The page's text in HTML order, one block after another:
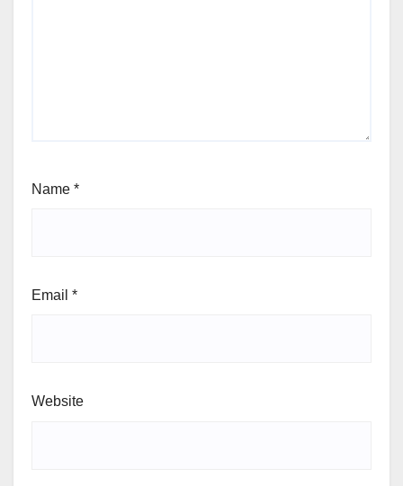
Name *
Email *
Website